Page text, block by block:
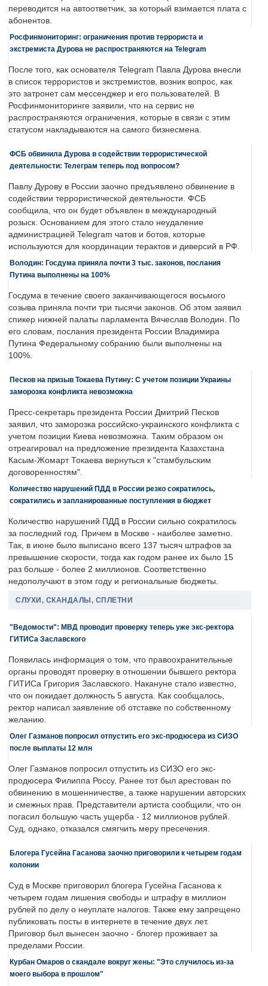
переводится на автоответчик, за который взимается плата с
абонентов.
Росфинмониторинг: ограничения против террориста и
экстремиста Дурова не распространяются на Telegram
После того, как основателя Telegram Павла Дурова внесли
в список террористов и экстремистов, возник вопрос, как
это затронет сам мессенджер и его пользователей. В
Росфинмониторинге заявили, что на сервис не
распространяются ограничения, которые в связи с этим
статусом накладываются на самого бизнесмена.
ФСБ обвинила Дурова в содействии террористической
деятельности: Телеграм теперь под вопросом?
Павлу Дурову в России заочно предъявлено обвинение в
содействии террористической деятельности. ФСБ
сообщила, что он будет объявлен в международный
розыск. Основанием для этого стало неудаление
администрацией Telegram чатов и ботов, которые
используются для координации терактов и диверсий в РФ.
Володин: Госдума приняла почти 3 тыс. законов, послания
Путина выполнены на 100%
Госдума в течение своего заканчивающегося восьмого
созыва приняла почти три тысячи законов. Об этом заявил
спикер нижней палаты парламента Вячеслав Володин. По
его словам, послания президента России Владимира
Путина Федеральному собранию были выполнены на
100%.
Песков на призыв Токаева Путину: С учетом позиции Украины
заморозка конфликта невозможна
Пресс-секретарь президента России Дмитрий Песков
заявил, что заморозка российско-украинского конфликта с
учетом позиции Киева невозможна. Таким образом он
отреагировал на предложение президента Казахстана
Касым-Жомарт Токаева вернуться к "стамбульским
договоренностям".
Количество нарушений ПДД в России резко сократилось,
сократились и запланированные поступления в бюджет
Количество нарушений ПДД в России сильно сократилось
за последний год. Причем в Москве - наиболее заметно.
Так, в июне было выписано всего 137 тысяч штрафов за
превышение скорости, тогда как годом ранее их было 15
раз больше - более 2 миллионов. Соответственно
недополучают в этом году и региональные бюджеты.
СЛУХИ, СКАНДАЛЫ, СПЛЕТНИ
"Ведомости": МВД проводит проверку теперь уже экс-ректора
ГИТИСа Заславского
Появилась информация о том, что правоохранительные
органы проводят проверку в отношении бывшего ректора
ГИТИСа Григория Заславского. Накануне стало известно,
что он покидает должность 5 августа. Как сообщалось,
ректор написал заявление об отставке по собственному
желанию.
Олег Газманов попросил отпустить его экс-продюсера из СИЗО
после выплаты 12 млн
Олег Газманов попросил отпустить из СИЗО его экс-
продюсера Филиппа Россу. Ранее тот был арестован по
обвинению в мошенничестве, а также нарушении авторских
и смежных прав. Представители артиста сообщили, что он
погасил большую часть ущерба - 12 миллионов рублей.
Суд, однако, отказался смягчить меру пресечения.
Блогера Гусейна Гасанова заочно приговорили к четырем годам
колонии
Суд в Москве приговорил блогера Гусейна Гасанова к
четырем годам лишения свободы и штрафу в миллион
рублей по делу о неуплате налогов. Также ему запрещено
публиковать посты в интернете в течение двух лет.
Приговор был вынесен заочно - блогер проживает за
пределами России.
Курбан Омаров о скандале вокруг жены: "Это случилось из-за
моего выбора в прошлом"